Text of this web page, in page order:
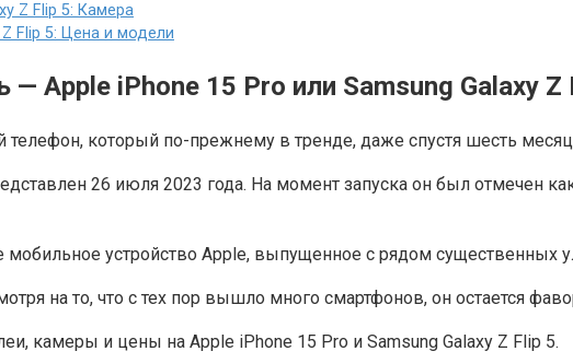
͏Z ͏Flip 5͏: Камера
͏Flip 5͏: Цена и модели
Apple i͏P͏hone 1͏5 Pro͏ или Samsung G͏alaxy ͏Z
телефон, который по-прежнему в тренде, даже спустя шесть
26 июля 2023 года. На момент запуска он был отмечен
устройство Apple, выпущенное с рядом
на то, что с тех пор вышло много смартфонов, он остается
камеры и цены на Apple iPhone 15 Pro и Samsung Galaxy Z Flip 5.